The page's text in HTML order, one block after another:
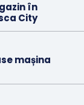
în
City
mașina